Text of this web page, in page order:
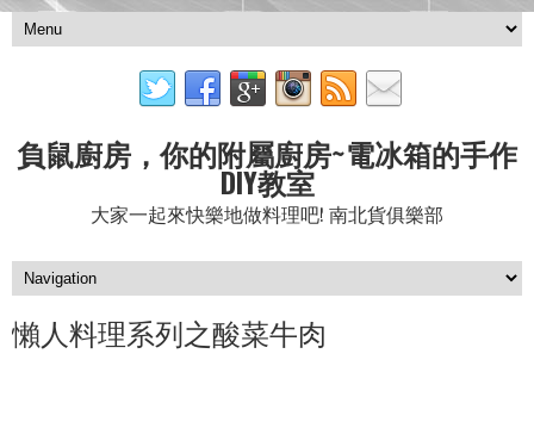
負鼠廚房，你的附屬廚房~電冰箱的手作
DIY教室
大家一起來快樂地做料理吧! 南北貨俱樂部
懶人料理系列之酸菜牛肉